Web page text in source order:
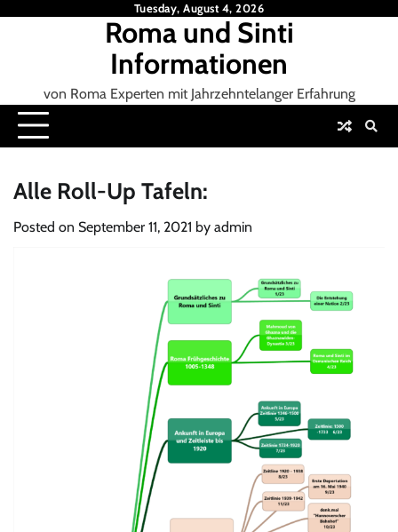
Tuesday, August 4, 2026
Roma und Sinti
Informationen
von Roma Experten mit Jahrzehntelanger Erfahrung
Alle Roll-Up Tafeln:
Posted on September 11, 2021 by admin